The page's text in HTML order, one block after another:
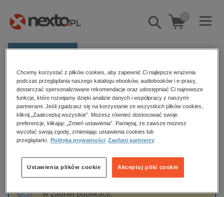
Pokaż/schowaj
wyszukiwarkę
0
Kategorie
Zobacz wszystkie E-prasa
budownictwo, aranżacja wnętrz
biznesowe, branżowe, gospodarka
dzienniki
edukacja
hobby, sport, rozrywka
Strona główna Sidey Myoo
Sidey Myoo
Sortowanie Filtrowanie
w żadnej publikacji.
Chcemy korzystać z plików cookies, aby zapewnić Ci najlepsze wrażenia
podczas przeglądania naszego katalogu ebooków, audiobooków i e-prasy,
dostarczać spersonalizowane rekomendacje oraz udostępniać Ci najnowsze
funkcje, które rozwijamy dzięki analizie danych i współpracy z naszymi
partnerami. Jeśli zgadzasz się na korzystanie ze wszystkich plików cookies,
kliknij „Zaakceptuj wszystkie”. Możesz również dostosować swoje
preferencje, klikając „Zmień ustawienia”. Pamiętaj, że zawsze możesz
wycofać swoją zgodę, zmieniając ustawienia cookies lub
przeglądarki.
Polityka prywatności Zaufani partnerzy
Akceptuj pliki cookie
Ustawienia plików cookie